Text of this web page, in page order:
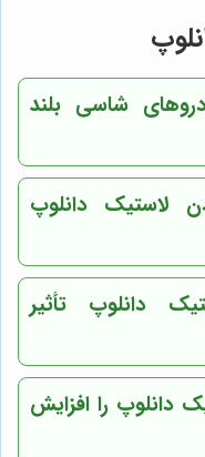
شاسی بلند
لاستیک دانلوپ
دانلوپ تأثیر
دانلوپ را افزایش